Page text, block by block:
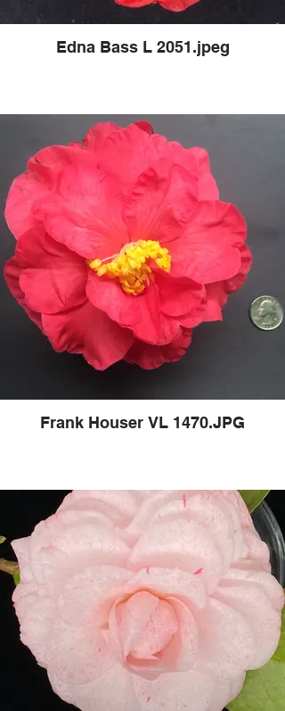
Edna Bass L 2051.jpeg
Frank Houser VL 1470.JPG